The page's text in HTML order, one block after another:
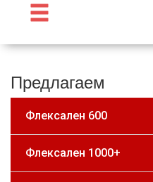
Предлагаем
Флексален 600
Флексален 1000+